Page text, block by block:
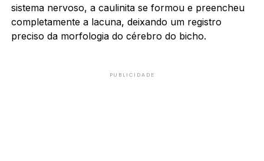
sistema nervoso, a caulinita se formou e preencheu
completamente a lacuna, deixando um registro
preciso da morfologia do cérebro do bicho.
PUBLICIDADE